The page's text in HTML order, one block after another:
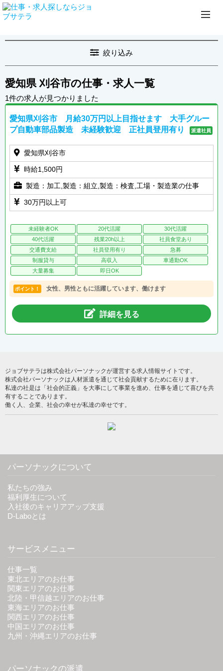
愛知県 刈谷市の仕事・求人一覧
1件の求人が見つかりました
愛知県刈谷市 月給30万円以上目指せます 大手グルー
プ自動車部品製造 未経験歓迎 正社員登用有り
派遣社員
愛知県刈谷市
時給1,500円
製造：加工,製造：組立,製造：検査,工場・製造業の仕事
30万円以上可
未経験者OK 20代活躍
30代活躍
40代活躍
残業20h以上
社員食堂あり
交通費支給
社員登用有り
急募
制服貸与
高収入
車通勤OK
大量募集
即日OK
ポイント！ 女性、男性ともに活躍しています、働けます
詳細を見る
絞り込み
ジョブサテラは株式会社パーソナックが運営する求人情報サイトです。
株式会社パーソナックは人材派遣を通じて社会貢献するために在ります。
私達の社是は「社会的正義」を大事にして事業を進め、仕事を通じて喜びを共
有することであります。
働く人、企業、社会の幸せが私達の幸せです。
パーソナックについて
私たちの強み
福利厚生について
入社後のキャリアアップ支援
D-Laboとは
サービスメニュー
仕事一覧
東北エリアのお仕事
関東エリアのお仕事
北陸・甲信越エリアのお仕事
東海エリアのお仕事
関西エリアのお仕事
中国エリアのお仕事
九州・沖縄エリアのお仕事
パーソナックの派遣